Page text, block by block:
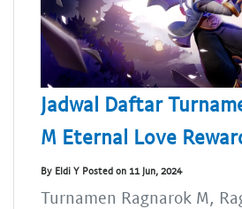
Jadwal Daftar
M Eternal Love
By Eldi Y Posted on 11 Jun, 2024
Turnamen Ragnarok M,